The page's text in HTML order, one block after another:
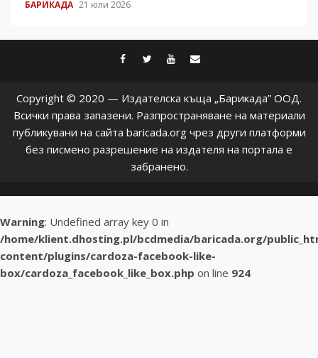
БАРИКАДА 21 юли 2026
facebook
twitter
youtube
Copyright © 2020 — Издателска къща „Барикада” ООД.
Всички права запазени. Разпространяване на материали
публикувани на сайта baricada.org чрез други платформи
без писмено разрешение на издателя на портала е
забранено.
Warning: Undefined array key 0 in
/home/klient.dhosting.pl/bcdmedia/baricada.org/
content/plugins/cardoza-facebook-like-
box/cardoza_facebook_like_box.php on line 924